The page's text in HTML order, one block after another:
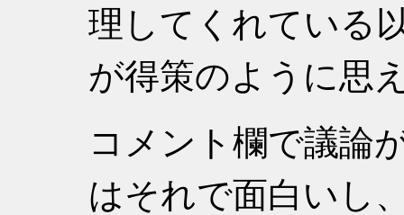
理してくれている
が得策のように思
コメント欄で議論
はそれで面白いし